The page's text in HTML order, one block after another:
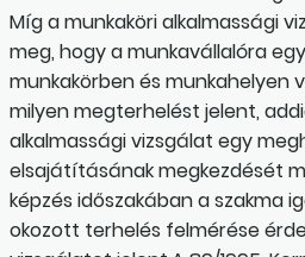
Míg a munkaköri alkalmassági
meg, hogy a munkavállalóra
munkakörben és munkahelyen
milyen megterhelést jelent,
alkalmassági vizsgálat egy
elsajátításának megkezdését
képzés időszakában a szakma
okozott terhelés felmérése